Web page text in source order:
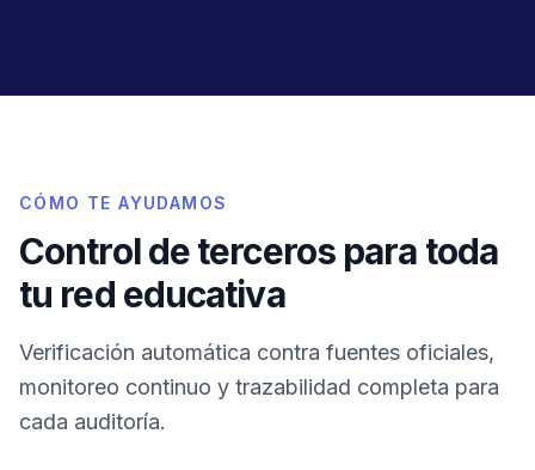
CÓMO TE AYUDAMOS
Control de terceros para toda
tu red educativa
Verificación automática contra fuentes oficiales,
monitoreo continuo y trazabilidad completa para
cada auditoría.